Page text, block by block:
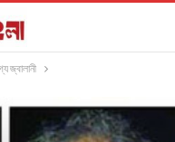
জ্বালানী